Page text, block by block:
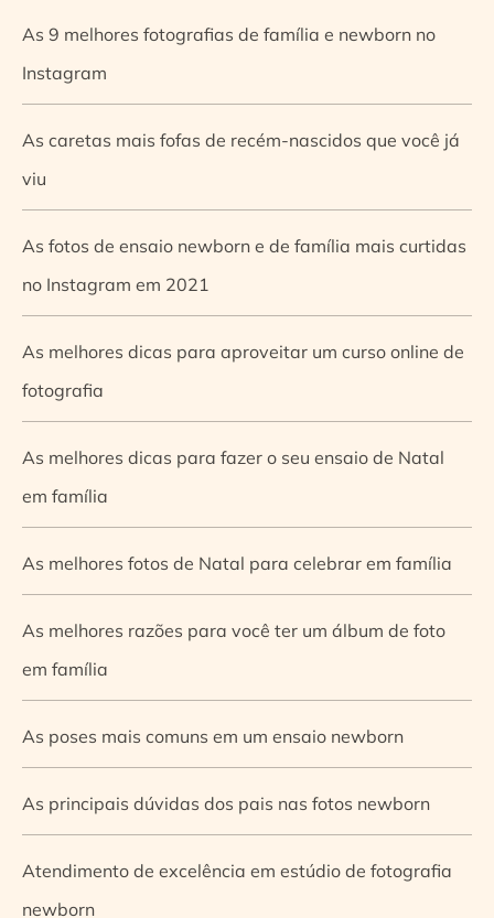
As 9 melhores fotografias de família e newborn no
Instagram
As caretas mais fofas de recém-nascidos que você já
viu
As fotos de ensaio newborn e de família mais curtidas
no Instagram em 2021
As melhores dicas para aproveitar um curso online de
fotografia
As melhores dicas para fazer o seu ensaio de Natal
em família
As melhores fotos de Natal para celebrar em família
As melhores razões para você ter um álbum de foto
em família
As poses mais comuns em um ensaio newborn
As principais dúvidas dos pais nas fotos newborn
Atendimento de excelência em estúdio de fotografia
newborn